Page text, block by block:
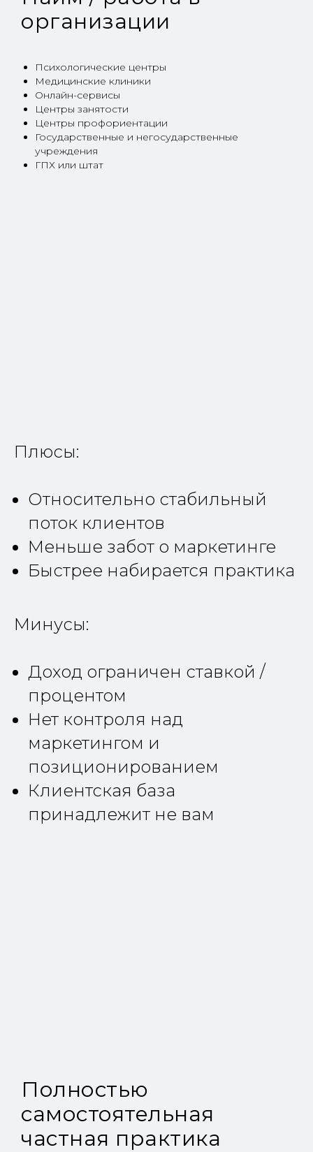
организации
Психологические центры
Медицинские клиники
Онлайн-сервисы
Центры занятости
Центры профориентации
Государственные и негосударственные
учреждения
ГПХ или штат
Плюсы:
Относительно стабильный
поток клиентов
Меньше забот о маркетинге
Быстрее набирается практика
Минусы:
Доход ограничен ставкой /
процентом
Нет контроля над
маркетингом и
позиционированием
Клиентская база
принадлежит не вам
Полностью
самостоятельная
частная практика